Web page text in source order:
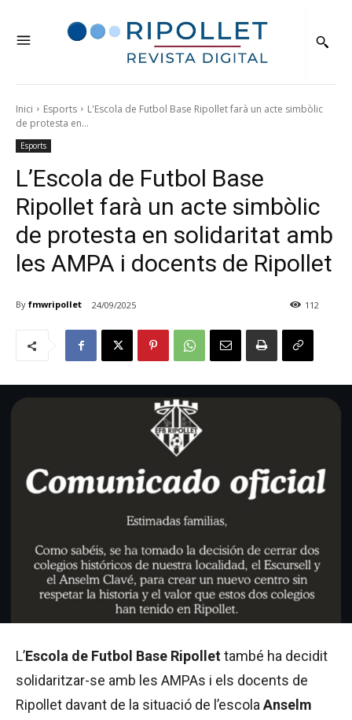
Inici Esports
L'Escola de Futbol Base Ripollet farà un acte simbòlic
de protesta en...
Esports
L’Escola de Futbol Base
Ripollet farà un acte simbòlic
de protesta en solidaritat amb
les AMPA i docents de Ripollet
By fmwripollet 24/09/2025 112
L’Escola de Futbol Base Ripollettambé ha decidit
solidaritzar-se amb les AMPAs i els docents de
Ripollet davant de la situació de l’escolaAnselm